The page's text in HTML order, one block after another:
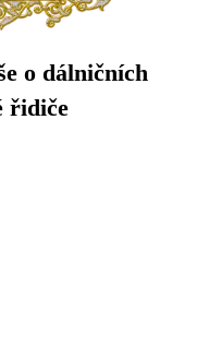
o dálničních
řidiče